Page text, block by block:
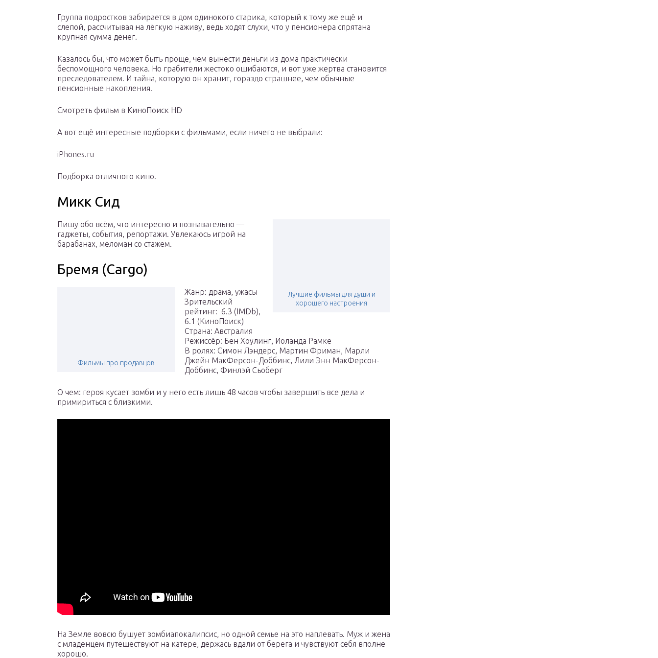
Группа подростков забирается в дом одинокого старика, который к тому же ещё и
слепой, рассчитывая на лёгкую наживу, ведь ходят слухи, что у пенсионера спрятана
крупная сумма денег.
Казалось бы, что может быть проще, чем вынести деньги из дома практически
беспомощного человека. Но грабители жестоко ошибаются, и вот уже жертва становится
преследователем. И тайна, которую он хранит, гораздо страшнее, чем обычные
пенсионные накопления.
Смотреть фильм в КиноПоиск HD
А вот ещё интересные подборки с фильмами, если ничего не выбрали:
iPhones.ru
Подборка отличного кино.
Микк Сид
Лучшие фильмы для души и
хорошего настроения
Пишу обо всём, что интересно и познавательно —
гаджеты, события, репортажи. Увлекаюсь игрой на
барабанах, меломан со стажем.
Бремя (Cargo)
Фильмы про продавцов
Жанр: драма, ужасы
Зрительский
рейтинг: ️ 6.3 (IMDb),
6.1 (КиноПоиск)
Страна: Австралия
Режиссёр: Бен Хоулинг, Иоланда Рамке
В ролях: Симон Лэндерс, Мартин Фриман, Марли
Джейн МакФерсон-Доббинс, Лили Энн МакФерсон-
Доббинс, Финлэй Сьоберг
О чем: героя кусает зомби и у него есть лишь 48 часов чтобы завершить все дела и
примириться с близкими.
На Земле вовсю бушует зомбиапокалипсис, но одной семье на это наплевать. Муж и жена
с младенцем путешествуют на катере, держась вдали от берега и чувствуют себя вполне
хорошо.